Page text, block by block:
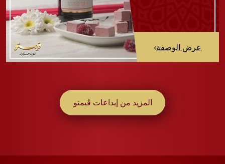
عرض الوصفة›
المزيد من إبداعات ڤيمتو